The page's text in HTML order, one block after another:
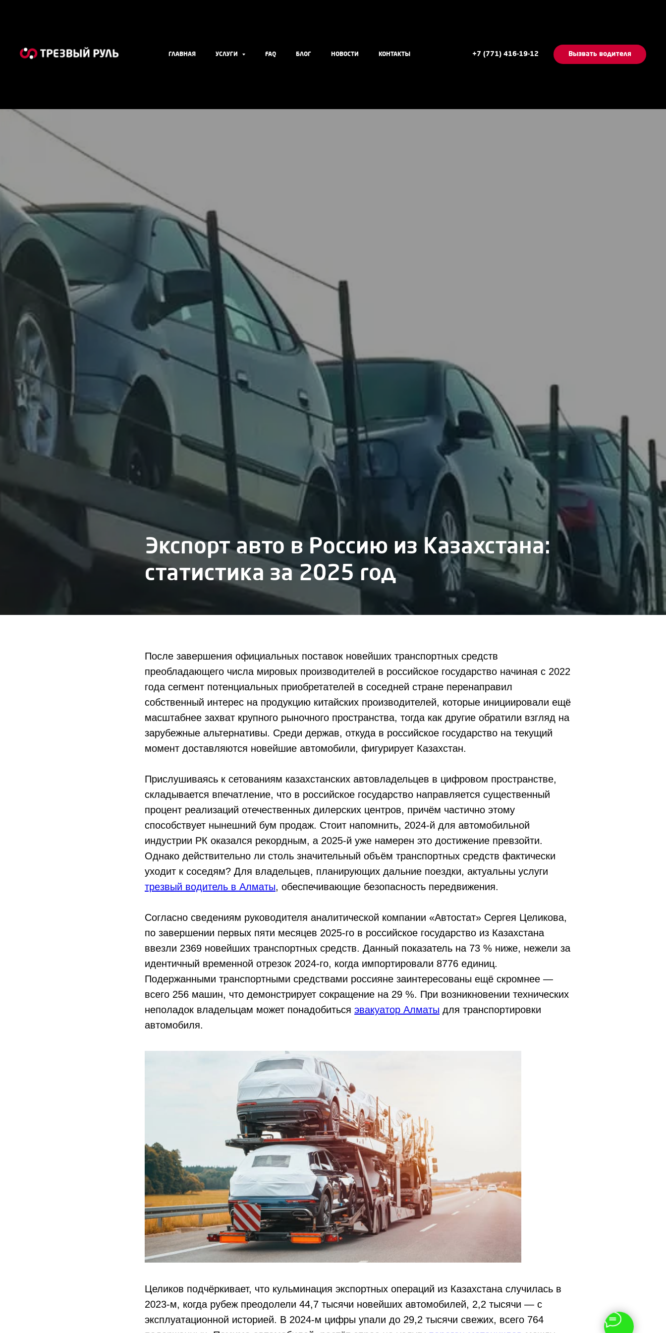
ГЛАВНАЯ УСЛУГИ FAQ БЛОГ НОВОСТИ КОНТАКТЫ +7 (771) 416-19-12 Вызвать водителя
Экспорт авто в Россию из Казахстана:
статистика за 2025 год
После завершения официальных поставок новейших транспортных средств
преобладающего числа мировых производителей в российское государство начиная с 2022
года сегмент потенциальных приобретателей в соседней стране перенаправил
собственный интерес на продукцию китайских производителей, которые инициировали ещё
масштабнее захват крупного рыночного пространства, тогда как другие обратили взгляд на
зарубежные альтернативы. Среди держав, откуда в российское государство на текущий
момент доставляются новейшие автомобили, фигурирует Казахстан.
Прислушиваясь к сетованиям казахстанских автовладельцев в цифровом пространстве,
складывается впечатление, что в российское государство направляется существенный
процент реализаций отечественных дилерских центров, причём частично этому
способствует нынешний бум продаж. Стоит напомнить, 2024-й для автомобильной
индустрии РК оказался рекордным, а 2025-й уже намерен это достижение превзойти.
Однако действительно ли столь значительный объём транспортных средств фактически
уходит к соседям? Для владельцев, планирующих дальние поездки, актуальны услуги
трезвый водитель в Алматы, обеспечивающие безопасность передвижения.
Согласно сведениям руководителя аналитической компании «Автостат» Сергея Целикова,
по завершении первых пяти месяцев 2025-го в российское государство из Казахстана
ввезли 2369 новейших транспортных средств. Данный показатель на 73 % ниже, нежели за
идентичный временной отрезок 2024-го, когда импортировали 8776 единиц.
Подержанными транспортными средствами россияне заинтересованы ещё скромнее —
всего 256 машин, что демонстрирует сокращение на 29 %. При возникновении технических
неполадок владельцам может понадобиться эвакуатор Алматы для транспортировки
автомобиля.
Целиков подчёркивает, что кульминация экспортных операций из Казахстана случилась в
2023-м, когда рубеж преодолели 44,7 тысячи новейших автомобилей, 2,2 тысячи — с
эксплуатационной историей. В 2024-м цифры упали до 29,2 тысячи свежих, всего 764